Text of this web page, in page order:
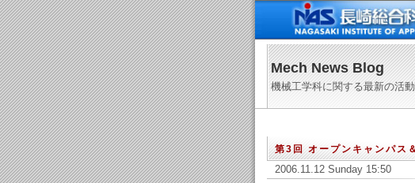
Mech News Blog
機械工学科に関する最新の活
第3回 オープンキャンパス
2006.11.12 Sunday 15:50